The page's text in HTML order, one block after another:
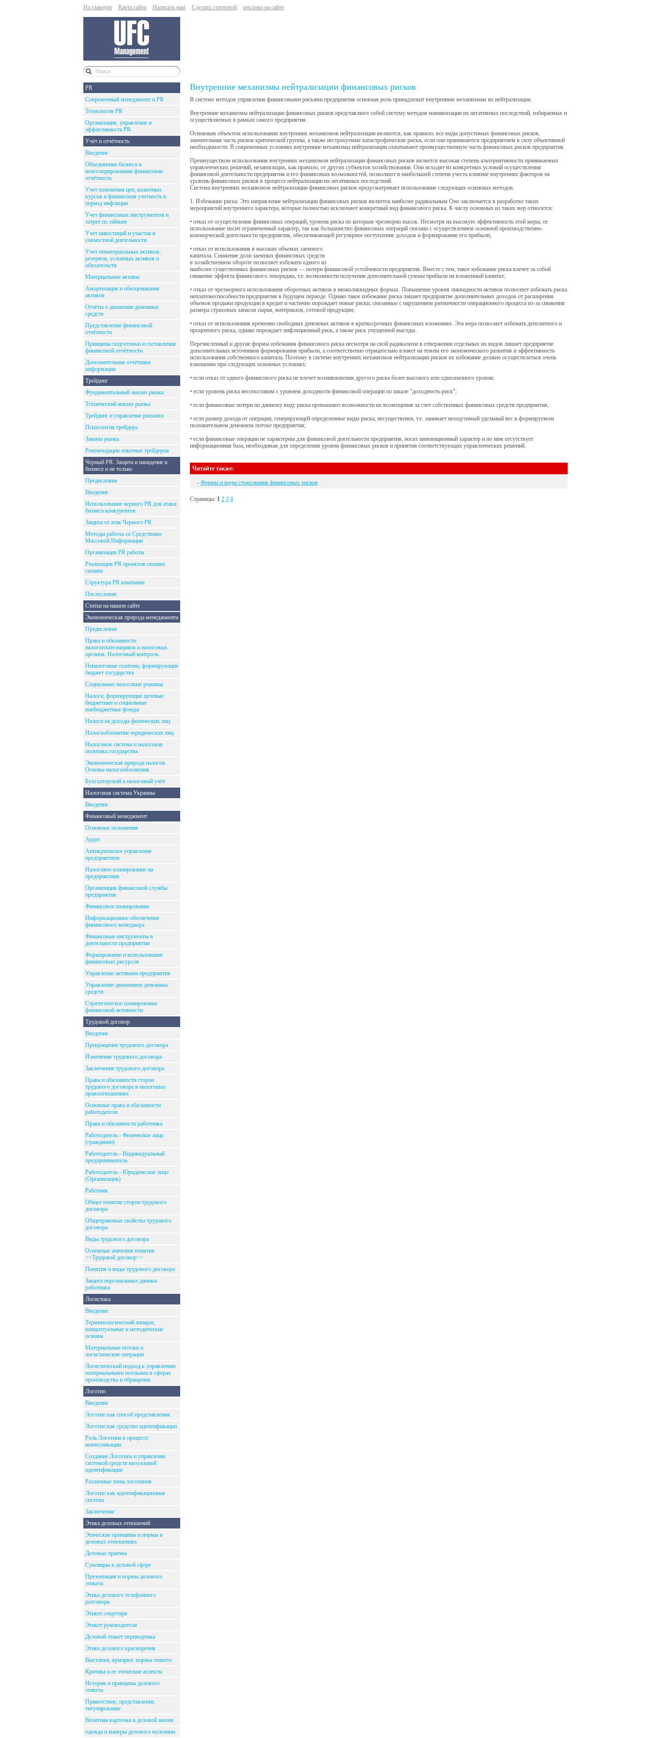
На главную Карта сайта Написать нам Сделать стартовой реклама на сайте
PR
Современный менеджмент и PR
Технология PR
Организация, управление и
эффективность PR
Учёт и отчётность
Введение
Объединение бизнеса и
консолидированная финансовая
отчётность
Учет изменения цен, валютных
курсов и финансовая учетность в
период инфляции
Учет финансовых инструментов и
затрат по займам
Учет инвестиций и участия в
совместной деятельности
Учет нематериальных активов,
резервов, условных активов и
обязательств
Материальные активы
Амортизация и обесценивание
активов
Отчёты о движении денежных
средств
Представление финансовой
отчётности
Принципы подготовки и составления
финансовой отчётности
Дополнительная отчётнаяя
информация
Трейдинг
Фундаментальный анализ рынка
Технический анализ рынка
Трейдинг и управление рисками
Психология трейдера
Законы рынка
Рекомендации опытных трейдеров
Черный PR. Защита и нападение в
бизнесе и не только
Предисловие
Введение
Использование черного PR для атаки
бизнеса конкурентов
Защита от атак Черного PR
Методы работы со Средствами
Массовой Информации
Организация PR работы
Реализация PR проектов своими
силами
Структура PR кампании
Послесловие
Статьи на нашем сайте
Экономическая природа менеджмента
Предисловие
Права и обязанности
налогоплательщиков и налоговых
органов. Налоговый контроль.
Неналоговые платежи, формирующие
бюджет государства
Социальные налоговые режимы
Налоги, формирующие целевые
бюджетные и социальные
внебюджетные фонды
Налоги на доходы физических лиц
Налогообложение юридических лиц
Налоговоя система и налоговая
политика государства.
Экономическая природа налогов.
Основы налогообложения.
Бухгалтерский и налоговый учёт
Налоговая система Украины
Введение
Финансовый менеджмент
Основные положения
Аудит
Антикризисное управление
предприятием
Налоговое планирование на
предприятиии
Организация финансовой службы
предприятия
Финансовое планирование
Информационное обеспечение
финансового менеджера
Финансовые инструменты в
деятельности предприятия
Формирование и использование
финансовых рисурсов
Управление активами предприятия
Управление движением денежных
средств
Стратегическое планирование
финансовой активности
Трудовой договор
Введение
Прекращение трудового договора
Изменение трудового договора
Заключение трудового договора
Права и обязанности сторон
трудового договора в налоговых
правоотношениях
Основные права и обязанности
работодателя
Права и обязанности работника
Работодатель - Физическое лицо
(гражданин)
Работодатель - Индивидуальный
предприниматель
Работодатель - Юридическое лицо
(Организация)
Работник
Общее понятие сторон трудового
договора
Общеправовые свойства трудового
договора
Виды трудового договора
Основные значения понятия
<<Трудовой договор>>
Понятия и виды трудового договора
Защита персональных данных
работника
Логистика
Введение
Терминологический аппарат,
концептуальные и методические
основы
Материальные потоки и
логистические операции
Логистический подход к управлению
материальными потоками в сферах
производства и обращения
Логотип
Введение
Логотип как способ представления
Логотип как средство идентификации
Роль Логотипа в процессе
коммуникации
Создание Логотипа и управление
системой средств визуальной
идентификации
Различные типы логотипов
Логотип как идентификационная
система
Заключение
Этика деловых отношений
Этические принципы и нормы в
деловых отношениях
Деловые приемы
Сувениры в деловой сфере
Презентация и нормы делового
этикета
Этика делового телефонного
разговора
Этикет секретаря
Этикет руководителя
Деловой этикет переводчика
Этика делового красноречия
Выставки, ярмарки: нормы этикета
Критика и ее этические аспекты
История и принципы делового
этикета
Приветствие, представление,
титулирование
Визитная карточка в деловой жизни
одежда и манеры делового мужчины
Внутренние механизмы нейтрализации финансовых рисков
В системе методов управления финансовыми рисками предприятия основная роль принадлежит внутренним механизмам их нейтрализации.
Внутренние механизмы нейтрализации финансовых рисков представляют собой систему методов минимизации их негативных последствий, избираемых и
осуществляемых в рамках самого предприятия.
Основным объектом использования внутренних механизмов нейтрализации являются, как правило, все виды допустимых финансовых рисков,
значительная часть рисков критической группы, а также нестрахуемые катастрофические риски, если они принимаются предприятием в силу объективной
необходимости. В современных условиях внутренние механизмы нейтрализации охватывают преимущественную часть финансовых рисков предприятия.
Преимуществом использования внутренних механизмов нейтрализации финансовых рисков является высокая степень альтернативности принимаемых
управленческих решений, независящих, как правило, от других субъектов хозяйствования. Они исходят из конкретных условий осуществления
финансовой деятельности предприятия и его финансовых возможностей, позволяют в наибольшей степени учесть влияние внутренних факторов на
уровень финансовых рисков в процессе нейтрализации их негативных последствий.
Система внутренних механизмов нейтрализации финансовых рисков предусматривает использование следующих основных методов.
1. Избежание риска. Это направление нейтрализации финансовых рисков является наиболее радикальным Оно заключается в разработке таких
мероприятий внутреннего характера, которые полностью исключают конкретный вид финансового риска. К числу основных из таких мер относятся:
• отказ от осуществления финансовых операций, уровень риска по которым чрезмерно высок. Несмотря на высокую эффективность этой меры, ее
использование носит ограниченный характер, так как большинство финансовых операций связано с осуществлением основной производственно-
коммерческой деятельности предприятия, обеспечивающей регулярное поступление доходов и формирование его прибыли;
• отказ от использования в высоких объемах заемного
капитала. Снижение доли заемных финансовых средств
в хозяйственном обороте позволяет избежать одного из
наиболее существенных финансовых рисков — потери финансовой устойчивости предприятия. Вместе с тем, такое избежание риска влечет за собой
снижение эффекта финансового левериджа, т.е. возможности получения дополнительной суммы прибыли на вложенный капитал;
• отказ от чрезмерного использования оборотных активов в низколиквидных формах. Повышение уровня ликвидности активов позволяет избежать риска
неплатежеспособности предприятия в будущем периоде. Однако такое избежание риска лишает предприятие дополнительных доходов от расширения
объемов продажи продукции в кредит и частично порождает новые риски, связанные с нарушением ритмичности операционного процесса из-за снижения
размера страховых запасов сырья, материалов, готовой продукции;
• отказ от использования временно свободных денежных активов в краткосрочных финансовых вложениях. Эта мера позволяет избежать депозитного и
процентного риска, однако порождает инфляционный риск, а также риск упущенной выгоды.
Перечисленный и другие формы избежания финансового риска несмотря на свой радикализм в отвержении отдельных их видов лишает предприятие
дополнительных источников формирования прибыли, а соответственно отрицательно влияет на темпы его экономического развития и эффективность
использования собственного капитала. Поэтому в системе внутренних механизмов нейтрализации рисков их избежание должно осуществляться очень
взвешенно при следующих основных условиях:
• если отказ от одного финансового риска не влечет возникновения другого риска более высокого или однозначного уровня;
• если уровень риска несопоставим с уровнем доходности финансовой операции по шкале "доходность-риск";
• если финансовые потери по данному виду риска превышают возможности их возмещения за счет собственных финансовых средств предприятия;
• если размер дохода от операции, генерирующей определенные виды риска, несущественен, т.е. занимает неощутимый удельный вес в формируемом
положительном денежном потоке предприятия;
• если финансовые операции не характерны для финансовой деятельности предприятия, носят инновационный характер и по ним отсутствует
информационная база, необходимая для определения уровня финансовых рисков и принятия соответствующих управленческих решений.
Читайте также:
- Формы и виды страхования финансовых рисков
Страницы: 1 2 3 4